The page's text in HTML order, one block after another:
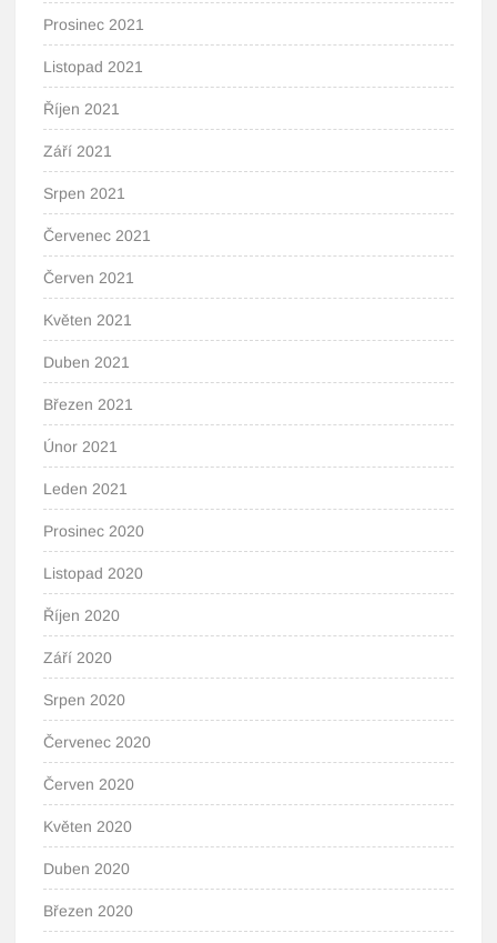
Prosinec 2021
Listopad 2021
Říjen 2021
Září 2021
Srpen 2021
Červenec 2021
Červen 2021
Květen 2021
Duben 2021
Březen 2021
Únor 2021
Leden 2021
Prosinec 2020
Listopad 2020
Říjen 2020
Září 2020
Srpen 2020
Červenec 2020
Červen 2020
Květen 2020
Duben 2020
Březen 2020